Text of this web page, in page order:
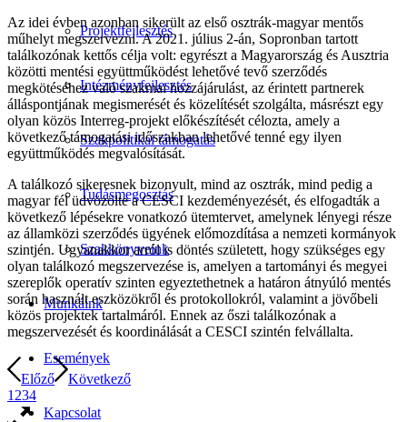
Projektfejlesztés
Intézményfejlesztés
Szakpolitikai támogatás
Tudásmegosztás
Szakkönyveink
Munkáink
Események
Kapcsolat
Az idei évben azonban sikerült az első osztrák-magyar mentős
műhelyt megszervezni. A 2021. július 2-án, Sopronban tartott
találkozónak kettős célja volt: egyrészt a Magyarország és Ausztria
közötti mentési együttműködést lehetővé tevő szerződés
megkötéséhez való szakmai hozzájárulást, az érintett partnerek
álláspontjának megismerését és közelítését szolgálta, másrészt egy
olyan közös Interreg-projekt előkészítését célozta, amely a
következő támogatási időszakban lehetővé tenné egy ilyen
együttműködés megvalósítását.
A találkozó sikeresnek bizonyult, mind az osztrák, mind pedig a
magyar fél üdvözölte a CESCI kezdeményezését, és elfogadták a
következő lépésekre vonatkozó ütemtervet, amelynek lényegi része
az államközi szerződés ügyének előmozdítása a nemzeti kormányok
szintjén. Ugyanakkor arról is döntés született, hogy szükséges egy
olyan találkozó megszervezése is, amelyen a tartományi és megyei
szereplők operatív szinten egyeztethetnek a határon átnyúló mentés
során használt eszközökről és protokollokról, valamint a jövőbeli
közös projektek tartalmáról. Ennek az őszi találkozónak a
megszervezését és koordinálását a CESCI szintén felvállalta.
Előző
Következő
1 234